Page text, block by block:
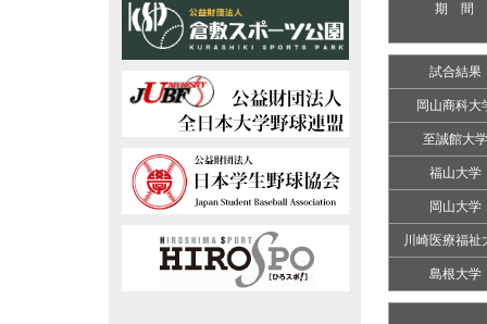
期 間
試合結果
岡山商科大
至誠館大学
福山大学
岡山大学
川崎医療福祉
島根大学